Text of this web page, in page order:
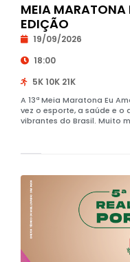
MEIA MARATONA
EDIÇÃO
19/09/2026
18:00
5K 10K 21K
A 13ª Meia Maratona Eu
vez o esporte, a saúde e
vibrantes do Brasil. Muito